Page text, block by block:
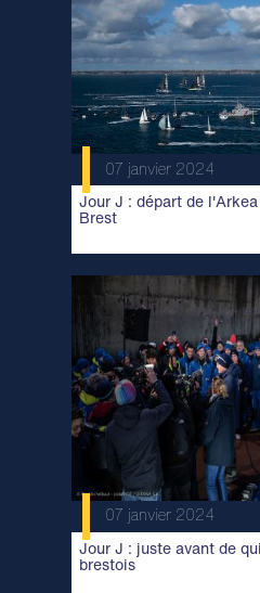
07 janvier 2024
Jour J : départ de
Brest
07 janvier 2024
Jour J : juste avant de
brestois